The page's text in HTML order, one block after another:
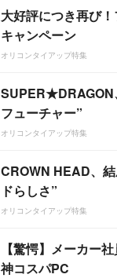
大好評につき再び
キャンペーン
オリコンタイアップ特集
SUPER★DRAGON
フューチャー”
オリコンタイアップ特集
CROWN HEAD、
ドらしさ”
オリコンタイアップ特集
【驚愕】メーカー
神コスパPC